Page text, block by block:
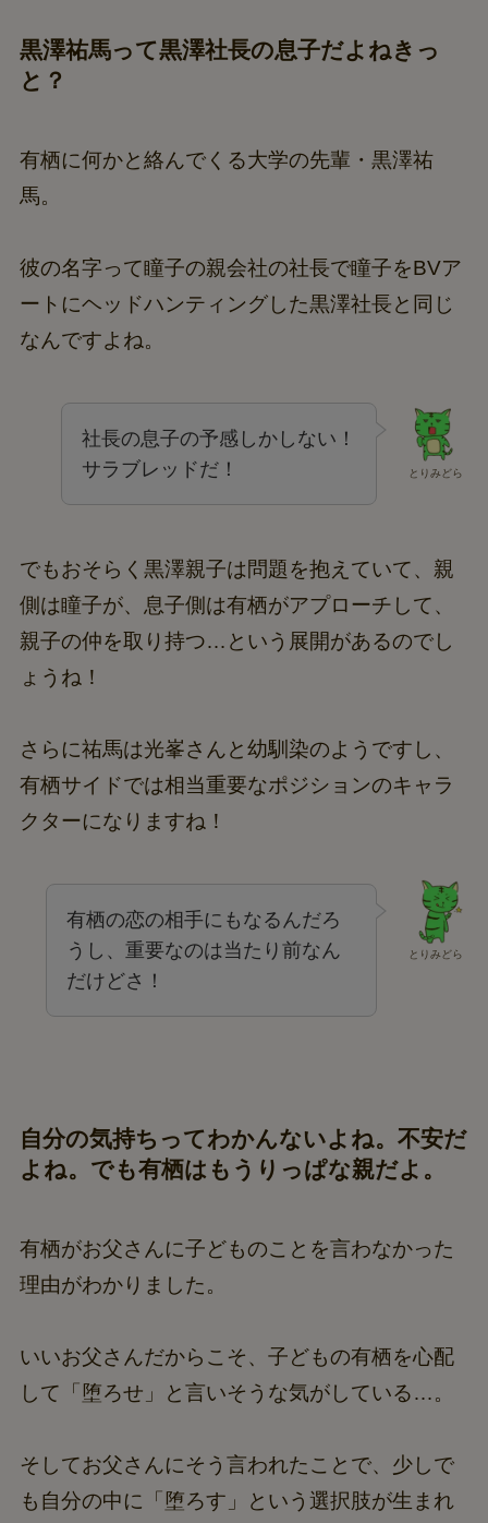
黒澤祐馬って黒澤社長の息子だよねきっ
と？
有栖に何かと絡んでくる大学の先輩・黒澤祐
馬。
彼の名字って瞳子の親会社の社長で瞳子をBVア
ートにヘッドハンティングした黒澤社長と同じ
なんですよね。
とりみどら
社長の息子の予感しかしない！
サラブレッドだ！
でもおそらく黒澤親子は問題を抱えていて、親
側は瞳子が、息子側は有栖がアプローチして、
親子の仲を取り持つ…という展開があるのでし
ょうね！
さらに祐馬は光峯さんと幼馴染のようですし、
有栖サイドでは相当重要なポジションのキャラ
クターになりますね！
とりみどら
有栖の恋の相手にもなるんだろ
うし、重要なのは当たり前なん
だけどさ！
自分の気持ちってわかんないよね。不安だ
よね。でも有栖はもうりっぱな親だよ。
有栖がお父さんに子どものことを言わなかった
理由がわかりました。
いいお父さんだからこそ、子どもの有栖を心配
して「堕ろせ」と言いそうな気がしている…。
そしてお父さんにそう言われたことで、少しで
も自分の中に「堕ろす」という選択肢が生まれ